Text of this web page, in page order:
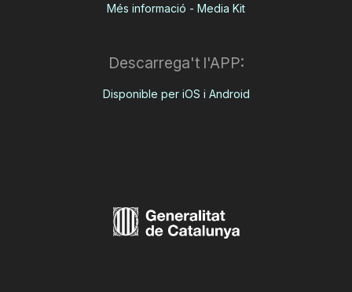
Més informació - Media Kit
Descarrega't l'APP:
Disponible per iOS i Android